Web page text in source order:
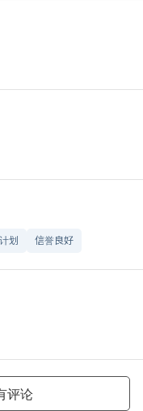
划 信誉良好
评论